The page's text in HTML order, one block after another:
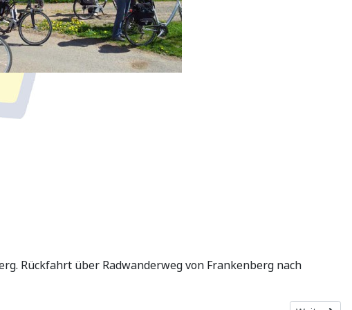
Rückfahrt über Radwanderweg von Frankenberg nach